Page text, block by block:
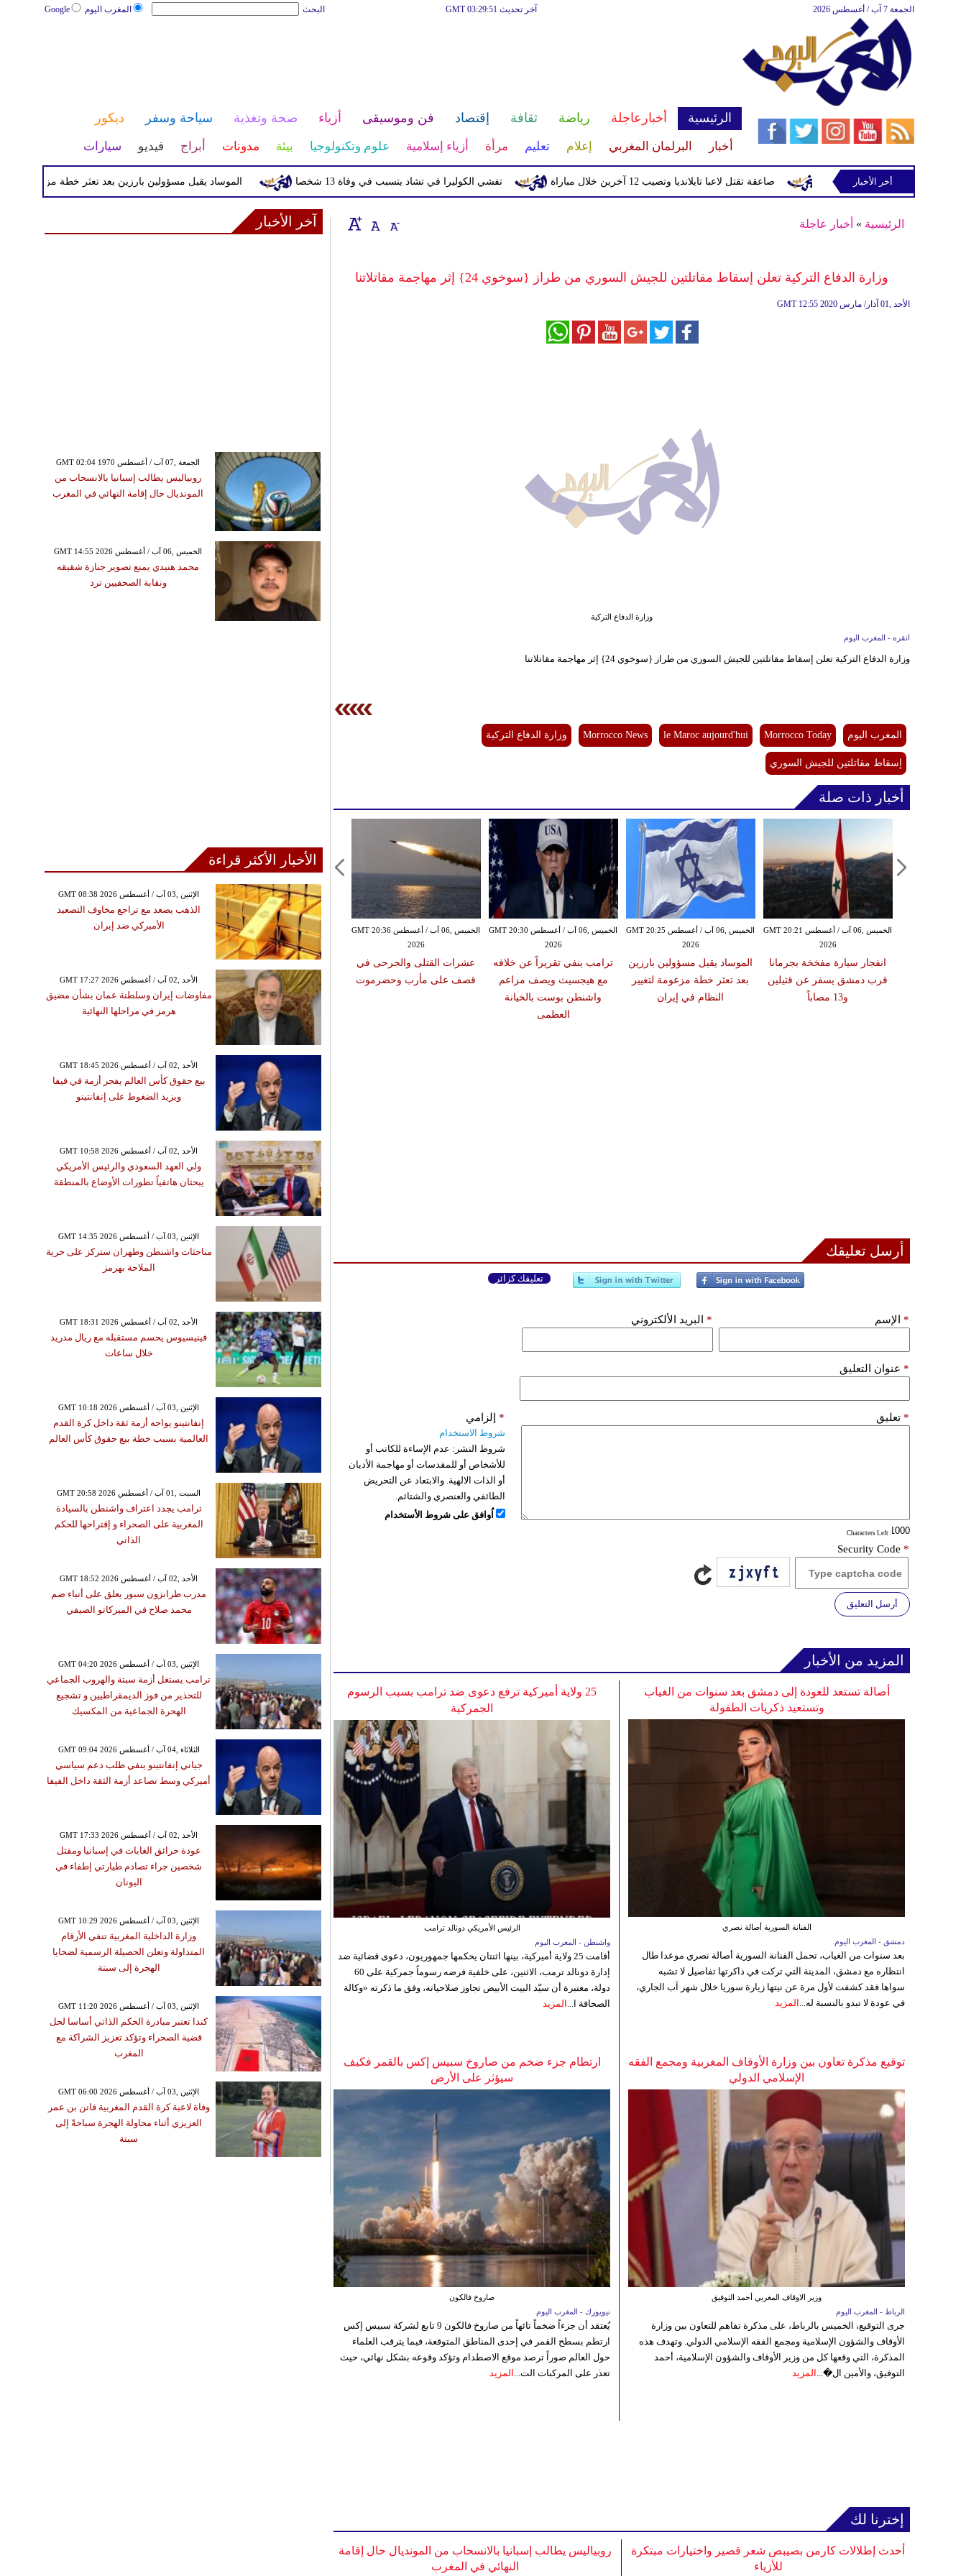
المغرب اليوم Google البحث آخر تحديث GMT 03:29:51 الجمعة 7 آب / أغسطس 2026
الرئيسية أخبارعاجلة رياضة ثقافة إقتصاد فن وموسيقى أزياء صحة وتغذية سياحة وسفر ديكور
أخبار البرلمان المغربي إعلام تعليم مرأة أزياء إسلامية علوم وتكنولوجيا بيئة مدونات أبراج فيديو سيارات
الموساد يقيل مسؤولين بارزين بعد تعثر خطة مزعومة لتغيير تفشي الكوليرا في تشاد يتسبب في وفاة 13 شخصا صاعقة تقتل لاعبا تايلانديا وتصيب 12 آخرين خلال مباراة أخر الأخبار
الرئيسية » أخبار عاجلة
وزارة الدفاع التركية تعلن إسقاط مقاتلتين للجيش السوري من طراز {سوخوي 24} إثر مهاجمة مقاتلاتنا
GMT 12:55 2020 الأحد ,01 آذار/ مارس
وزارة الدفاع التركية
انقره - المغرب اليوم
وزارة الدفاع التركية تعلن إسقاط مقاتلتين للجيش السوري من طراز {سوخوي 24} إثر مهاجمة مقاتلاتنا
المغرب اليوم Morrocco Today
le Maroc aujourd'hui
Morrocco News وزارة الدفاع التركية
إسقاط مقاتلتين للجيش السوري
أخبار ذات صلة
الخميس ,06 آب / أغسطس GMT 20:39
2026
ارتفاع إصابات اقتحام مخيم
قلنديا إلى 16 وسط عرقلة
الاحتلال الإسرائيلي لعمل
طواقم الإسعاف
الخميس ,06 آب / أغسطس GMT 20:36
2026
عشرات القتلى والجرحى في
قصف على مأرب وحضرموت
الخميس ,06 آب / أغسطس GMT 20:30
2026
ترامب ينفي تقريراً عن خلافه
مع هيجسيث ويصف مزاعم
واشنطن بوست بالخيانة
العظمى
الخميس ,06 آب / أغسطس GMT 20:25
2026
الموساد يقيل مسؤولين بارزين
بعد تعثر خطة مزعومة لتغيير
النظام في إيران
الخميس ,06 آب / أغسطس GMT 20:21
2026
انفجار سيارة مفخخة بجرمانا
قرب دمشق يسفر عن قتيلين
و13 مصاباً
أرسل تعليقك
تعليقك كزائر
الإسم * البريد الألكتروني *
عنوان التعليق *
تعليق *
: Characters Left
إلزامي *
شروط الاستخدام
شروط النشر: عدم الإساءة للكاتب أو
للأشخاص أو للمقدسات أو مهاجمة الأديان
أو الذات الالهية. والابتعاد عن التحريض
الطائفي والعنصري والشتائم.
اُوافق على شروط الأستخدام
Security Code *
أرسل التعليق
المزيد من الأخبار
25 ولاية أميركية ترفع دعوى ضد ترامب بسبب الرسوم
الجمركية
الرئيس الأمريكي دونالد ترامب
واشنطن - المغرب اليوم
أقامت 25 ولاية أميركية، بينها اثنتان يحكمها جمهوريون، دعوى قضائية ضد
إدارة دونالد ترمب، الاثنين، على خلفية فرضه رسوماً جمركية على 60
دولة، معتبرة أن سيّد البيت الأبيض تجاوز صلاحياته، وفق ما ذكرته «وكالة
الصحافة ا... المزيد
أصالة تستعد للعودة إلى دمشق بعد سنوات من الغياب
وتستعيد ذكريات الطفولة
الفنانة السورية أصالة نصري
دمشق - المغرب اليوم
بعد سنوات من الغياب، تحمل الفنانة السورية أصالة نصري موعدا طال
انتظاره مع دمشق، المدينة التي تركت في ذاكرتها تفاصيل لا تشبه
سواها.فقد كشفت لأول مرة عن نيتها زيارة سوريا خلال شهر آب الجاري،
في عودة لا تبدو بالنسبة له... المزيد
ارتطام جزء ضخم من صاروخ سبيس إكس بالقمر فكيف
سيؤثر على الأرض
صاروخ فالكون
نيويورك - المغرب اليوم
يُعتقد أن جزءاً ضخماً تائهاً من صاروخ فالكون 9 تابع لشركة سبيس إكس
ارتطم بسطح القمر في إحدى المناطق المتوقعة، فيما يترقب العلماء
حول العالم صوراً ترصد موقع الاصطدام وتؤكد وقوعه بشكل نهائي، حيث
تعذر على المركبات الت... المزيد
توقيع مذكرة تعاون بين وزارة الأوقاف المغربية ومجمع الفقه
الإسلامي الدولي
وزير الاوقاف المغربي أحمد التوفيق
الرباط - المغرب اليوم
جرى التوقيع، الخميس بالرباط، على مذكرة تفاهم للتعاون بين وزارة
الأوقاف والشؤون الإسلامية ومجمع الفقه الإسلامي الدولي. وتهدف هذه
المذكرة، التي وقعها كل من وزير الأوقاف والشؤون الإسلامية، أحمد
التوفيق، والأمين ال�... المزيد
إخترنا لك
روبياليس يطالب إسبانيا بالانسحاب من المونديال حال إقامة
النهائي في المغرب
أحدث إطلالات كارمن بصيبص شعر قصير واختيارات مبتكرة
للأزياء
آخر الأخبار
GMT 02:04 1970 الجمعة ,07 آب / أغسطس
روبياليس يطالب إسبانيا بالانسحاب من
المونديال حال إقامة النهائي في المغرب
GMT 14:55 2026 الخميس ,06 آب / أغسطس
محمد هنيدي يمنع تصوير جنازة شقيقه
ونقابة الصحفيين ترد
الأخبار الأكثر قراءة
GMT 08:38 2026 الإثنين ,03 آب / أغسطس
الذهب يصعد مع تراجع مخاوف التصعيد
الأميركي ضد إيران
GMT 17:27 2026 الأحد ,02 آب / أغسطس
مفاوضات إيران وسلطنة عمان بشأن مضيق
هرمز في مراحلها النهائية
GMT 18:45 2026 الأحد ,02 آب / أغسطس
بيع حقوق كأس العالم يفجر أزمة في فيفا
ويزيد الضغوط على إنفانتينو
GMT 10:58 2026 الأحد ,02 آب / أغسطس
ولي العهد السعودي والرئيس الأمريكي
يبحثان هاتفياً تطورات الأوضاع بالمنطقة
GMT 14:35 2026 الإثنين ,03 آب / أغسطس
مباحثات واشنطن وطهران ستركز على حرية
الملاحة بهرمز
GMT 18:31 2026 الأحد ,02 آب / أغسطس
فينيسيوس يحسم مستقبله مع ريال مدريد
خلال ساعات
GMT 10:18 2026 الإثنين ,03 آب / أغسطس
إنفانتينو يواجه أزمة ثقة داخل كرة القدم
العالمية بسبب خطة بيع حقوق كأس العالم
GMT 20:58 2026 السبت ,01 آب / أغسطس
ترامب يجدد اعتراف واشنطن بالسيادة
المغربية على الصحراء و إقتراحها للحكم
الذاتي
GMT 18:52 2026 الأحد ,02 آب / أغسطس
مدرب طرابزون سبور يعلق على أنباء ضم
محمد صلاح في الميركاتو الصيفي
GMT 04:20 2026 الإثنين ,03 آب / أغسطس
ترامب يستغل أزمة سبتة والهروب الجماعي
للتحذير من فوز الديمقراطيين و تشجيع
الهحرة الجماعية من المكسيك
GMT 09:04 2026 الثلاثاء ,04 آب / أغسطس
جياني إنفانتينو ينفي طلب دعم سياسي
أميركي وسط تصاعد أزمة الثقة داخل الفيفا
GMT 17:33 2026 الأحد ,02 آب / أغسطس
عودة حرائق الغابات في إسبانيا ومقتل
شخصين جراء تصادم طيارتي إطفاء في
اليونان
GMT 10:29 2026 الإثنين ,03 آب / أغسطس
وزارة الداخلية المغربية تنفي الأرقام
المتداولة وتعلن الحصيلة الرسمية لضحايا
الهجرة إلى سبتة
GMT 11:20 2026 الإثنين ,03 آب / أغسطس
كندا تعتبر مبادرة الحكم الذاتي أساسا لحل
قضية الصحراء وتؤكد تعزيز الشراكة مع
المغرب
GMT 06:00 2026 الإثنين ,03 آب / أغسطس
وفاة لاعبة كرة القدم المغربية فاتن بن عمر
العزيزي أثناء محاولة الهجرة سباحةً إلى
سبتة